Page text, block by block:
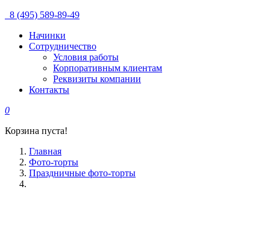
8 (495) 589-89-49
Начинки
Сотрудничество
Условия работы
Корпоративным клиентам
Реквизиты компании
Контакты
0
Корзина пуста!
Главная
Фото-торты
Праздничные фото-торты